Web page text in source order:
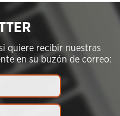
quiere recibir nuestras
en su buzón de correo: